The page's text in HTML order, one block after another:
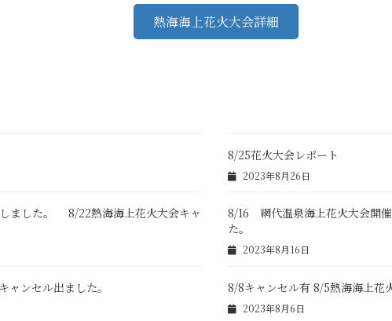
熱海海上花火大会詳細
8/25花火大会レポート
2023年8月26日
ました。 8/22熱海海上花火大会キャ
8/16 網代温泉海上花火大会開
た。
2023年8月16日
ャンセル出ました。 8/8キャンセル有 8/5熱海海上花
2023年8月6日